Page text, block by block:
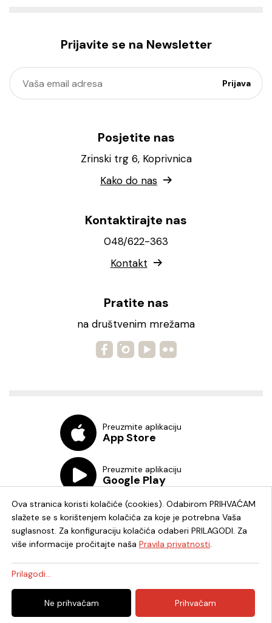
Prijavite se na Newsletter
Posjetite nas
Zrinski trg 6, Koprivnica
Kako do nas
Kontaktirajte nas
048/622-363
Kontakt
Pratite nas
na društvenim mrežama
Preuzmite aplikaciju
App Store
Preuzmite aplikaciju
Google Play
© 2026. - Knjižnica i čitaonica Fran Galović Koprivnica - OIB:
82278819336 -Uredništvo Pravila privatnosti
Ova stranica koristi kolačiće (cookies). Odabirom PRIHVAĆAM
slažete se s korištenjem kolačića za koje je potrebna Vaša
suglasnost. Za konfiguraciju kolačića odaberi PRILAGODI. Za
više informacije pročitajte naša Pravila privatnosti.
Prilagodi...
Ne prihvaćam Prihvaćam